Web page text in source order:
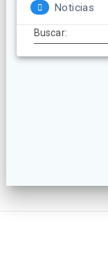
Noticias
Buscar: